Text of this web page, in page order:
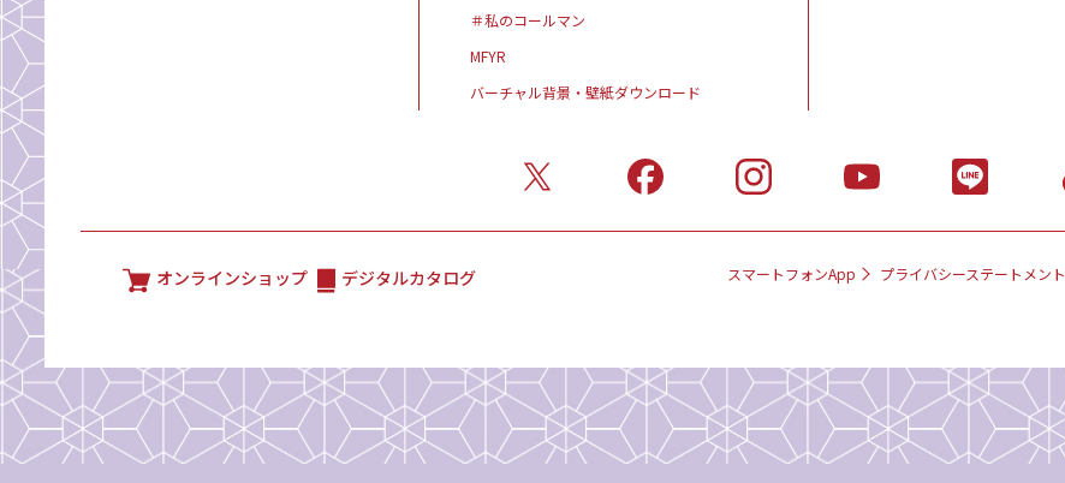
＃私のコールマン
MFYR
バーチャル背景・壁紙ダウンロード
オンラインショップ デジタルカタログ スマートフォンApp プライバシーステートメント